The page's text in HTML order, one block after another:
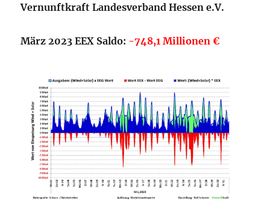
Vernunftkraft Landesverband Hessen e.V.
März 2023 EEX Saldo: -748,1 Millionen €